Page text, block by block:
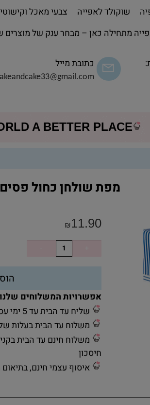
מתחילה כאן – מבחר ענק של
כתובת מייל
שוקולד לאפייה צבעי מאכל
A BETTER PLACE
מפת שולחן כחול פסים 137*274 ניילון
₪11.90
אפשרויות המשלוחים שלנו
שליח עד הבית עד 5 ימי עסקים
משלוח עד הבית בעלות של 35
חיסכון
איסוף עצמי חינם,